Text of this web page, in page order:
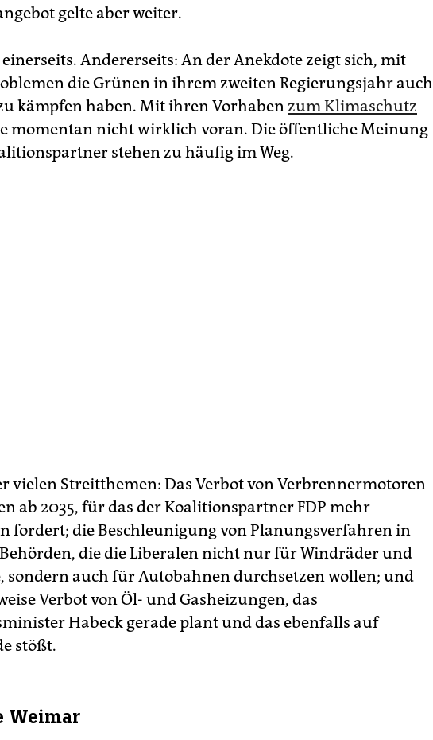
gelte aber weiter.
einerseits. Andererseits: An der Anekdote zeigt sich, mit
die Grünen in ihrem zweiten Regierungsjahr auch
kämpfen haben. Mit ihren Vorhaben zum Klimaschutz
momentan nicht wirklich voran. Die öffentliche Meinung
stehen zu häufig im Weg.
vielen Streitthemen: Das Verbot von Verbrennermotoren
ab 2035, für das der Koalitionspartner FDP mehr
fordert; die Beschleunigung von Planungsverfahren in
die die Liberalen nicht nur für Windräder und
sondern auch für Autobahnen durchsetzen wollen; und
Verbot von Öl- und Gasheizungen, das
Habeck gerade plant und das ebenfalls auf
stößt.
Weimar